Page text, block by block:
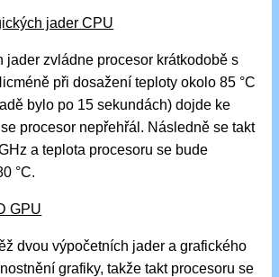
jader CPU
jader zvládne procesor krátkodobě s
při dosažení teploty okolo 85 °C
bylo po 15 sekundách) dojde ke
procesor nepřehřál. Následně se takt
a teplota procesoru se bude
°C.
GPU
dvou výpočetních jader a grafického
grafiky, takže takt procesoru se